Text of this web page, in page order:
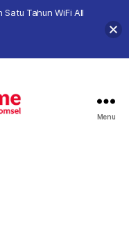
Menu
Tahun WiFi All